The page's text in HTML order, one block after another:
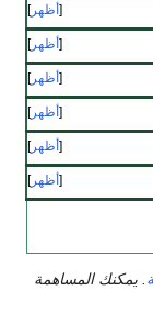
أظهر
أظهر
أظهر
أظهر
أظهر
أظهر
. يمكنك المساهمة